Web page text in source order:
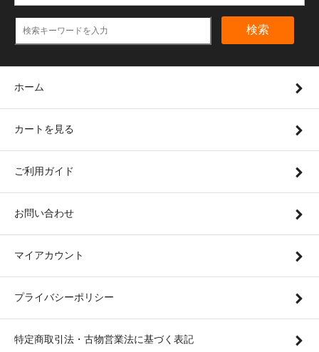
検索
ホーム
カートを見る
ご利用ガイド
お問い合わせ
マイアカウント
プライバシーポリシー
特定商取引法・古物営業法に基づく表記